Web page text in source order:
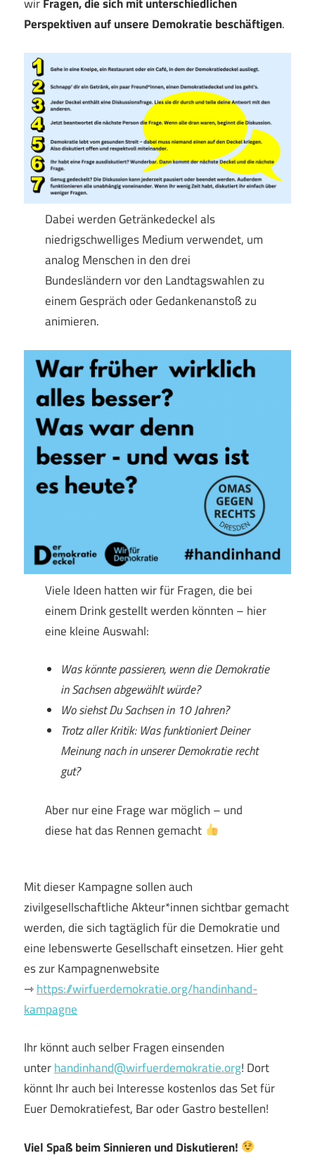
wirFragen, die sich mit unterschiedlichen
Perspektiven auf unsere Demokratie beschäftigen.
Dabei werden Getränkedeckel als
niedrigschwelliges Medium verwendet, um
analog Menschen in den drei
Bundesländern vor den Landtagswahlen zu
einem Gespräch oder Gedankenanstoß zu
animieren.
Viele Ideen hatten wir für Fragen, die bei
einem Drink gestellt werden könnten – hier
eine kleine Auswahl:
Was könnte passieren, wenn die Demokratie
in Sachsen abgewählt würde?
Wo siehst Du Sachsen in 10 Jahren?
Trotz aller Kritik: Was funktioniert Deiner
Meinung nach in unserer Demokratie recht
gut?
Aber nur eine Frage war möglich – und
diese hat das Rennen gemacht
Mit dieser Kampagne sollen auch
zivilgesellschaftliche Akteur*innen sichtbar gemacht
werden, die sich tagtäglich für die Demokratie und
eine lebenswerte Gesellschaft einsetzen. Hier geht
es zur Kampagnenwebsite
⇾https://wirfuerdemokratie.org/handinhand-
kampagne
Ihr könnt auch selber Fragen einsenden
unterhandinhand@wirfuerdemokratie.org! Dort
könnt Ihr auch bei Interesse kostenlos das Set für
Euer Demokratiefest, Bar oder Gastro bestellen!
Viel Spaß beim Sinnieren und Diskutieren!